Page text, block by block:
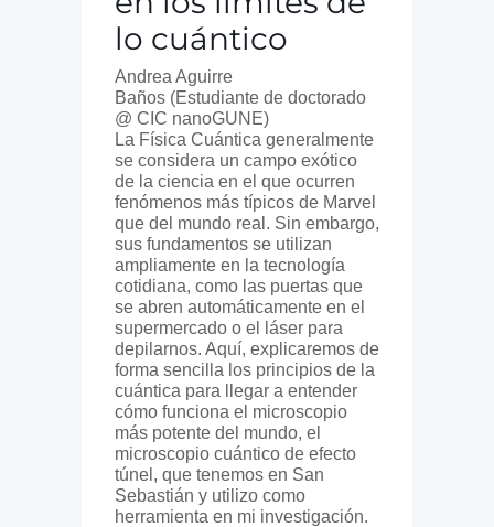
lo cuántico
Andrea Aguirre
Baños (Estudiante de doctorado
@ CIC nanoGUNE)
La Física Cuántica generalmente
se considera un campo exótico
de la ciencia en el que ocurren
fenómenos más típicos de Marvel
que del mundo real. Sin embargo,
sus fundamentos se utilizan
ampliamente en la tecnología
cotidiana, como las puertas que
se abren automáticamente en el
supermercado o el láser para
depilarnos. Aquí, explicaremos de
forma sencilla los principios de la
cuántica para llegar a entender
cómo funciona el microscopio
más potente del mundo, el
microscopio cuántico de efecto
túnel, que tenemos en San
Sebastián y utilizo como
herramienta en mi investigación.